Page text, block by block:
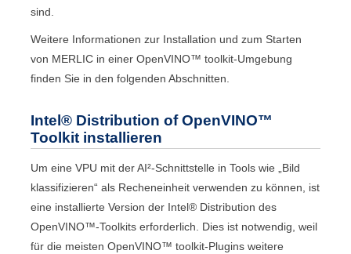
sind.
Weitere Informationen zur Installation und zum Starten
von MERLIC in einerOpenVINO™ toolkit-Umgebung
finden Sie in den folgenden Abschnitten.
Intel® Distribution of OpenVINO™
Toolkit installieren
Um eine VPU mit derAI²-Schnittstelle in Tools wie „Bild
klassifizieren“ als Recheneinheit verwenden zu können, ist
eine installierte Version der Intel® Distribution des
OpenVINO™-Toolkits erforderlich. Dies ist notwendig, weil
für die meistenOpenVINO™ toolkit-Plugins weitere